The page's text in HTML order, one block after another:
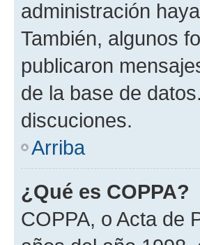
administración
También, algunos
publicaron
de la base de
discuciones.
Arriba
¿Qué es COPPA?
COPPA, o Acta de